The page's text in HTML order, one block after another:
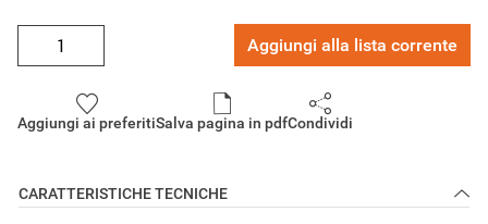
Aggiungi alla lista corrente
Aggiungi ai preferitiSalva pagina in pdfCondividi
CARATTERISTICHE TECNICHE